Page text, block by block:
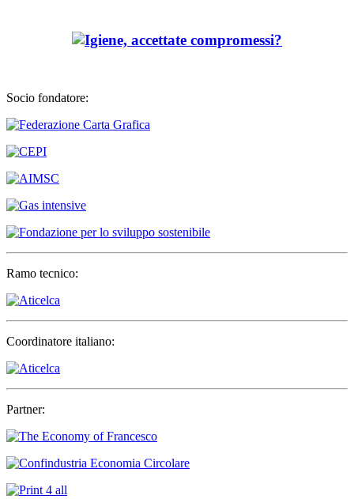
Socio fondatore:
Ramo tecnico:
Coordinatore italiano:
Partner: